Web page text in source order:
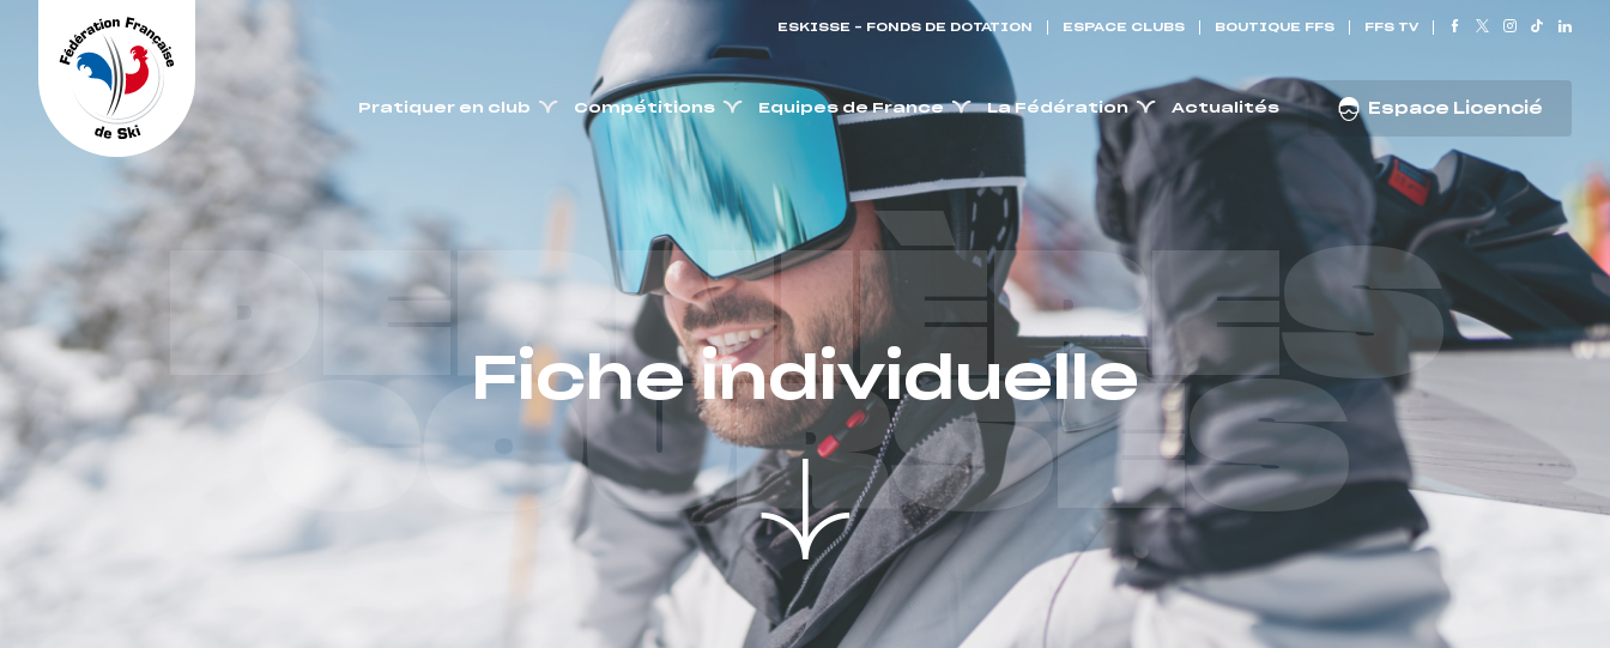
ESKISSE – FONDS DE DOTATION ESPACE CLUBS BOUTIQUE FFS FFS TV
Pratiquer en club Compétitions Equipes de France La Fédération Actualités Espace Licencié
DERNIÈRES
COURSES
Fiche individuelle